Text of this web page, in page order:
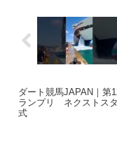
ダート競馬JAPAN｜
ランプリ ネクストス
式